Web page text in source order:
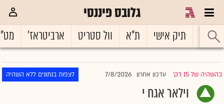
גלובס פיננסי
ראשי תיק אישי ת"א וול סטריט ארביטראז'
בהשהיה של 15 דק' |עדכון אחרון 7/8/2026 לצפות בנתונים ללא השהיה
וילאר אגח י